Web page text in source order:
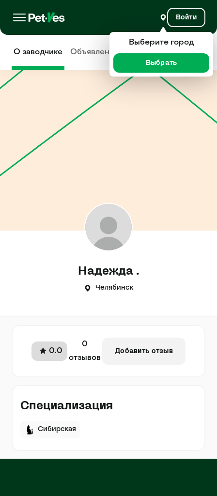
Войти
О заводчике Объявления Отзывы
Надежда .
Челябинск
0.0
0
отзывов
Добавить отзыв
Специализация
Сибирская
Выберите город
Выбрать